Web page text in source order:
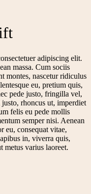
adipiscing elit.
massa. Cum sociis
montes, nascetur ridiculus
eu, pretium quis,
pede justo, fringilla vel,
rhoncus ut, imperdiet
felis eu pede mollis
semper nisi. Aenean
eu, consequat vitae,
in, viverra quis,
metus varius laoreet.